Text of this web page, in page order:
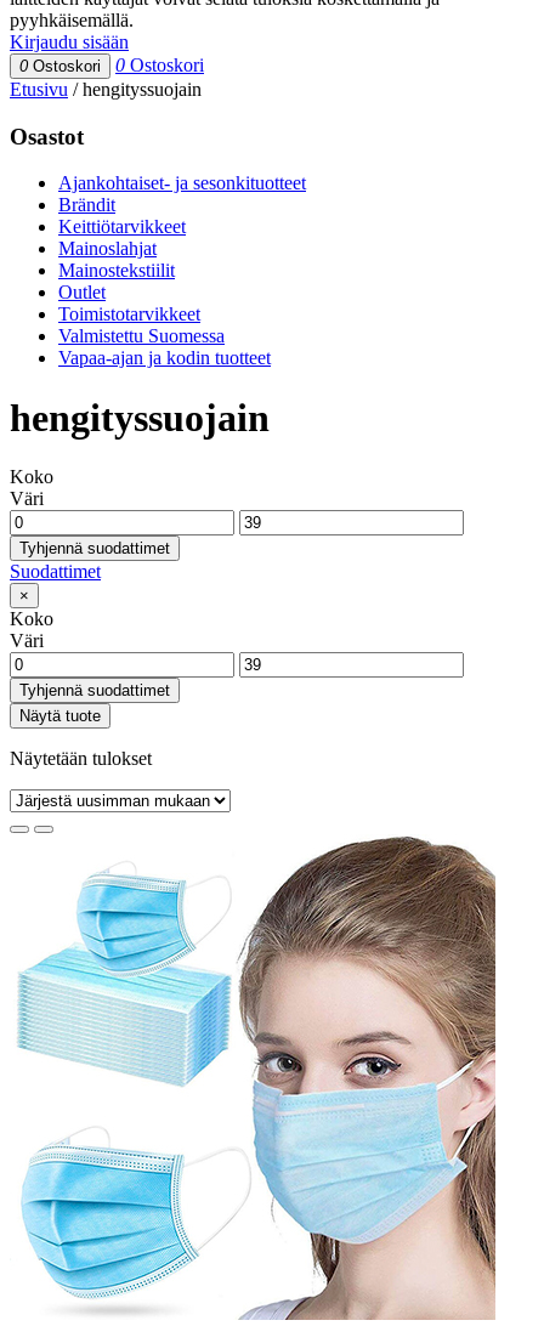
pyyhkäisemällä.
Kirjaudu sisään
0 Ostoskori 0 Ostoskori
Etusivu /hengityssuojain
Osastot
Ajankohtaiset- ja sesonkituotteet
Brändit
Keittiötarvikkeet
Mainoslahjat
Mainostekstiilit
Outlet
Toimistotarvikkeet
Valmistettu Suomessa
Vapaa-ajan ja kodin tuotteet
hengityssuojain
Koko
Väri
Tyhjennä suodattimet
Suodattimet
×
Koko
Väri
Tyhjennä suodattimet
Näytä tuote
Näytetään tulokset